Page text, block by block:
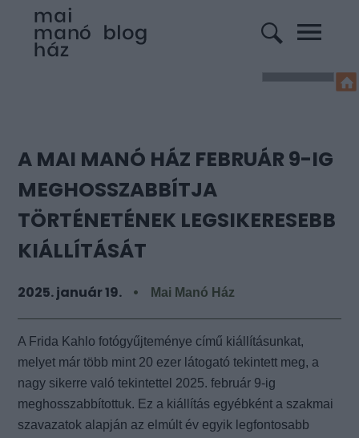
A MAI MANÓ HÁZ FEBRUÁR 9-IG
MEGHOSSZABBÍTJA
TÖRTÉNETÉNEK LEGSIKERESEBB
KIÁLLÍTÁSÁT
2025. január 19. Mai Manó Ház
A Frida Kahlo fotógyűjteménye című kiállításunkat,
melyet már több mint 20 ezer látogató tekintett meg, a
nagy sikerre való tekintettel 2025. február 9-ig
meghosszabbítottuk. Ez a kiállítás egyébként a szakmai
szavazatok alapján az elmúlt év egyik legfontosabb